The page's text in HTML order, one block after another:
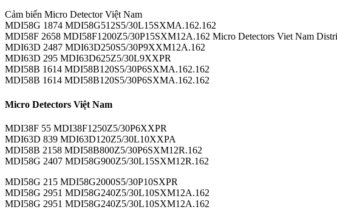
Cảm biến Micro Detector Việt Nam
MDI58G 1874 MDI58G512S5/30L15SXMA.162.162
MDI58F 2658 MDI58F1200Z5/30P15SXM12A.162 Micro Detectors Viet Nam
MDI63D 2487 MDI63D250S5/30P9XXM12A.162
MDI63D 295 MDI63D625Z5/30L9XXPR
MDI58B 1614 MDI58B120S5/30P6SXMA.162.162
MDI58B 1614 MDI58B120S5/30P6SXMA.162.162
Micro Detectors Việt Nam
MDI38F 55 MDI38F1250Z5/30P6XXPR
MDI63D 839 MDI63D120Z5/30L10XXPA
MDI58B 2158 MDI58B800Z5/30P6SXM12R.162
MDI58G 2407 MDI58G900Z5/30L15SXM12R.162
MDI58G 215 MDI58G2000S5/30P10SXPR
MDI58G 2951 MDI58G240Z5/30L10SXM12A.162
MDI58G 2951 MDI58G240Z5/30L10SXM12A.162